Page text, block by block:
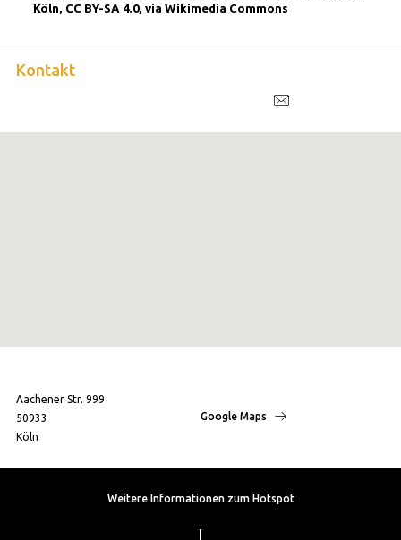
Köln, CC BY-SA 4.0, via Wikimedia Commons
Kontakt
Aachener Str. 999
50933
Köln
Google Maps
Weitere Informationen zum Hotspot